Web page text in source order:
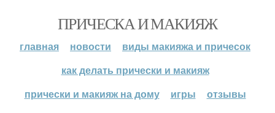
ПРИЧЕСКА И МАКИЯЖ
главная новости
виды макияжа и причесок
как делать прически и макияж
прически и макияж на дому
игры отзывы